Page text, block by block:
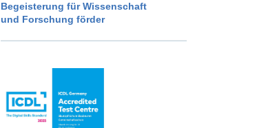
Begeisterung für Wissenschaft
und Forschung förder